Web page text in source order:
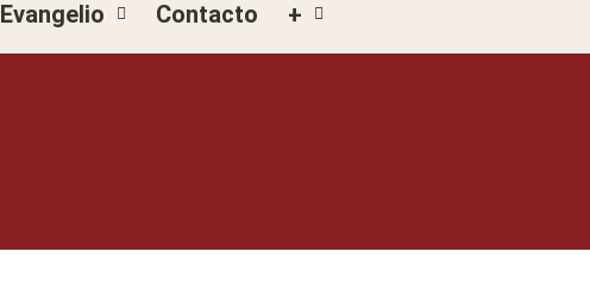
Evangelio Contacto +